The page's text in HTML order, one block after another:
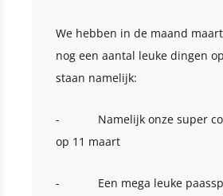
We hebben in de maand
nog een aantal leuke dingen
staan namelijk:
- Namelijk onze super
op 11 maart
- Een mega leuke